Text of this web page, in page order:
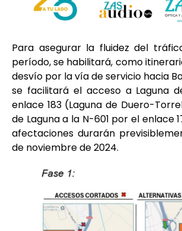
Para asegurar la fluidez del
período, se habilitará, como
desvío por la vía de servicio hacia
se facilitará el acceso a Laguna
enlace 183 (Laguna de Duero-
de Laguna a la N-601 por el enlace
afectaciones durarán
de noviembre de 2024.